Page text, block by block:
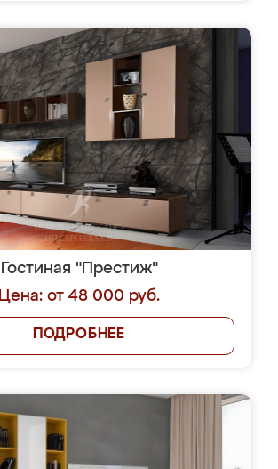
Гостиная "Престиж"
Цена: от 48 000 руб.
ПОДРОБНЕЕ